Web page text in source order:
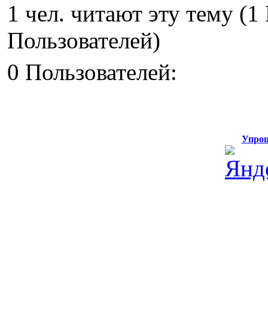
1 чел. читают эту тему
Пользователей)
0 Пользователей: